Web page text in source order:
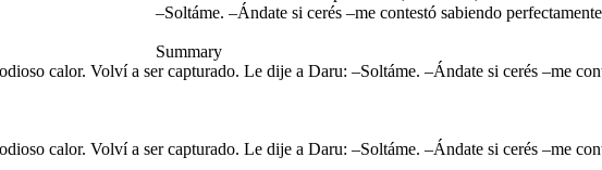
–Soltáme. –Ándate si cerés –me contestó sabiendo
Summary
calor. Volví a ser capturado. Le dije a Daru: –Soltáme. –Ándate si cerés –me
calor. Volví a ser capturado. Le dije a Daru: –Soltáme. –Ándate si cerés –me